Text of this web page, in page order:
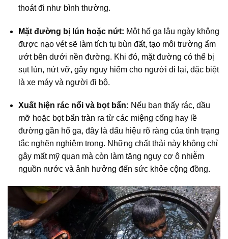
thoát đi như bình thường.
Mặt đường bị lún hoặc nứt: Một hố ga lâu ngày không
được nạo vét sẽ làm tích tụ bùn đất, tạo môi trường ẩm
ướt bên dưới nền đường. Khi đó, mặt đường có thể bị
sụt lún, nứt vỡ, gây nguy hiểm cho người đi lại, đặc biệt
là xe máy và người đi bộ.
Xuất hiện rác nổi và bọt bẩn: Nếu bạn thấy rác, dầu
mỡ hoặc bọt bẩn tràn ra từ các miệng cống hay lề
đường gần hố ga, đây là dấu hiệu rõ ràng của tình trạng
tắc nghẽn nghiêm trọng. Những chất thải này không chỉ
gây mất mỹ quan mà còn làm tăng nguy cơ ô nhiễm
nguồn nước và ảnh hưởng đến sức khỏe cộng đồng.